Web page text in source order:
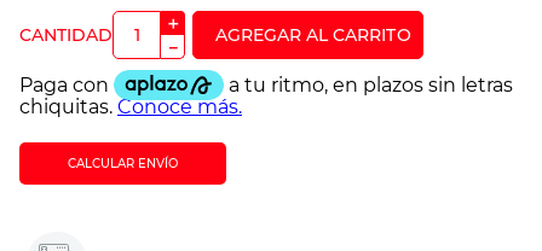
＋
－
CALCULAR ENVÍO